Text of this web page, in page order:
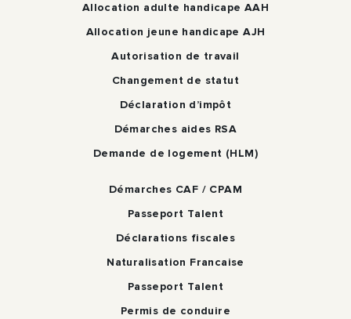
Allocation adulte handicape AAH
Allocation jeune handicape AJH
Autorisation de travail
Changement de statut
Déclaration d’impôt
Démarches aides RSA
Demande de logement (HLM)
Démarches CAF / CPAM
Passeport Talent
Déclarations fiscales
Naturalisation Francaise
Passeport Talent
Permis de conduire